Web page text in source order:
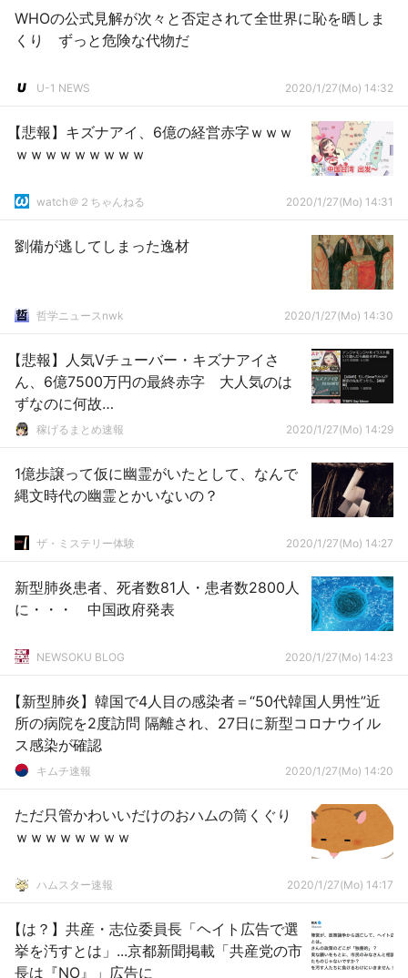
WHOの公式見解が次々と否定されて全世界に恥を晒しま
くり ずっと危険な代物だ
U-1 NEWS 2020/1/27(Mo) 14:32
【悲報】キズナアイ、6億の経営赤字ｗｗｗ
ｗｗｗｗｗｗｗｗｗ
watch＠２ちゃんねる 2020/1/27(Mo) 14:31
劉備が逃してしまった逸材
哲学ニュースnwk 2020/1/27(Mo) 14:30
【悲報】人気Vチューバー・キズナアイさ
ん、6億7500万円の最終赤字 大人気のは
ずなのに何故…
稼げるまとめ速報 2020/1/27(Mo) 14:29
1億歩譲って仮に幽霊がいたとして、なんで
縄文時代の幽霊とかいないの？
ザ・ミステリー体験 2020/1/27(Mo) 14:27
新型肺炎患者、死者数81人・患者数2800人
に・・・ 中国政府発表
NEWSOKU BLOG 2020/1/27(Mo) 14:23
【新型肺炎】韓国で4人目の感染者＝“50代韓国人男性”近
所の病院を2度訪問 隔離され、27日に新型コロナウイル
ス感染が確認
キムチ速報 2020/1/27(Mo) 14:20
ただ只管かわいいだけのおハムの筒くぐり
ｗｗｗｗｗｗｗｗ
ハムスター速報 2020/1/27(Mo) 14:17
【は？】共産・志位委員長「ヘイト広告で選
挙を汚すとは」...京都新聞掲載「共産党の市
長は『NO』」広告に